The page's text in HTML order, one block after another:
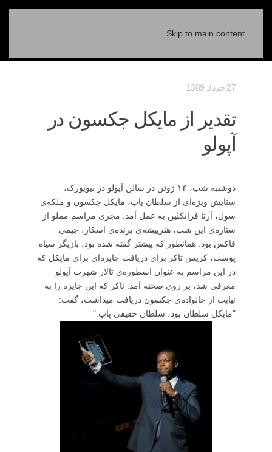
Skip to main content
27 خرداد 1389
تقدیر از مایکل جکسون در
آپولو
دوشنبه شب، ۱۴ ژوئن در سالن آپولو در نیویورک،
ستایش ویژه‌ای از سلطان پاپ، مایکل جکسون و ملکه‌ی
سول، آرتا فرانکلین به عمل آمد. مجری مراسم مملو از
ستاره‌ی این شب، هنرپیشه‌ی برنده‌ی اسکار، جیمی
فاکس بود. همانطور که پیشتر گفته شده بود، بازیگر سیاه
پوست، کریس تاکر برای دریافت جایزه‌ای برای مایکل که
در این مراسم به عنوان اسطوره‌ی تالار شهرت آپولو
معرفی شد، بر روی صحنه آمد. تاکر که این جایزه را به
نیابت از خانواده‌ی جکسون دریافت میداشت، گفت:
"مایکل سلطان بود، سلطان حقیقی پاپ."